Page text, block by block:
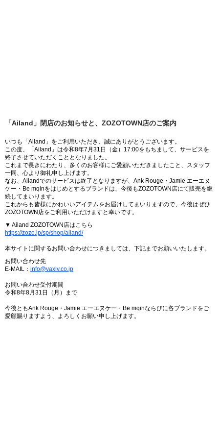
「Ailand」閉店のお知らせと、ZOZOTOWN店のご案内
いつも「Ailand」をご利用いただき、誠にありがとうございます。
この度、「Ailand」は令和8年7月31日（金）17:00をもちまして、サービスを
終了させていただくこととなりました。
これまで長きにわたり、多くのお客様にご愛顧いただきましたこと、スタッフ
一同、心より御礼申し上げます。
なお、Ailandでのサービスは終了となりますが、Ank Rouge・Jamie エーエヌ
ケー・Be mqinをはじめとするブランドは、今後もZOZOTOWN店にて販売を継
続してまいります。
これからも皆様にかわいいアイテムをお届けしてまいりますので、今後はぜひ
ZOZOTOWN店をご利用いただけますと幸いです。
▼ Ailand ZOZOTOWN店はこちら
https://zozo.jp/sp/shop/ailand/
本サイトに関するお問い合わせにつきましては、下記までお願いいたします。
お問い合わせ先
E-MAIL： info@vaxiv.co.jp
お問い合わせ受付期間
令和8年8月31日（月）まで
今後ともAnk Rouge・Jamie エーエヌケー・Be mqinならびに各ブランドをご
愛顧賜りますよう、よろしくお願い申し上げます。